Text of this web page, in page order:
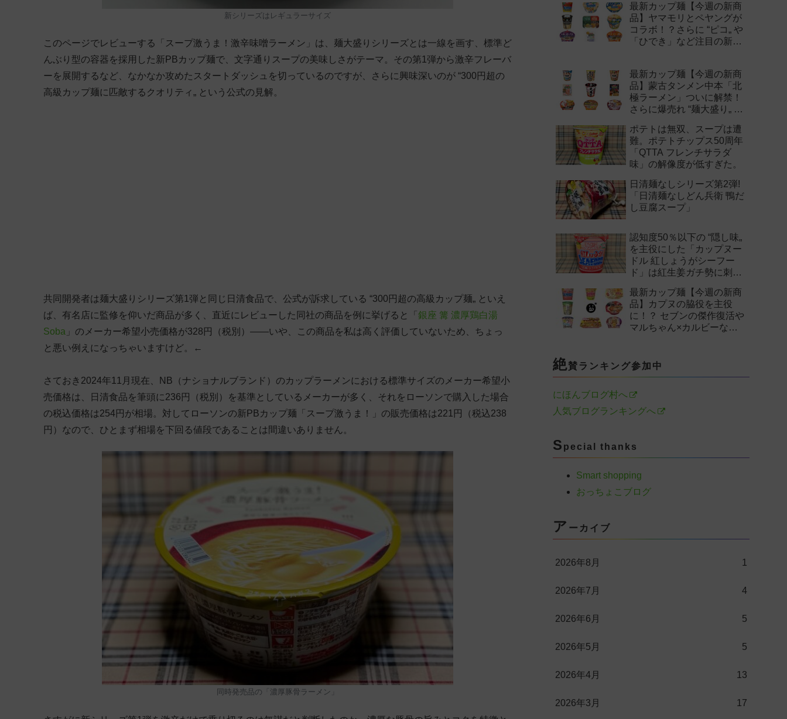
新シリーズはレギュラーサイズ
このページでレビューする「スープ激うま！激辛味噌ラーメン」は、麺大盛りシリーズとは一線を画す、標準ど
んぶり型の容器を採用した新PBカップ麺で、文字通りスープの美味しさがテーマ。その第1弾から激辛フレーバ
ーを展開するなど、なかなか攻めたスタートダッシュを切っているのですが、さらに興味深いのが “300円超の
高級カップ麺に匹敵するクオリティ„ という公式の見解。
共同開発者は麺大盛りシリーズ第1弾と同じ日清食品で、公式が訴求している “300円超の高級カップ麺„ といえ
ば、有名店に監修を仰いだ商品が多く、直近にレビューした同社の商品を例に挙げると「 銀座 篝 濃厚鶏白湯
Soba 」のメーカー希望小売価格が328円（税別）——いや、この商品を私は高く評価していないため、ちょっ
と悪い例えになっちゃいますけど。←
さておき2024年11月現在、NB（ナショナルブランド）のカップラーメンにおける標準サイズのメーカー希望小
売価格は、日清食品を筆頭に236円（税別）を基準としているメーカーが多く、それをローソンで購入した場合
の税込価格は254円が相場。対してローソンの新PBカップ麺「スープ激うま！」の販売価格は221円（税込238
円）なので、ひとまず相場を下回る値段であることは間違いありません。
同時発売品の「濃厚豚骨ラーメン」
作まとめ！
最新カップ麺【今週の新商
品】ヤマモリとペヤングが
コラボ！？さらに “ピコ„ や
「ひでき」など注目の新作
最新カップ麺【今週の新商
品】蒙古タンメン中本「北
極ラーメン」ついに解禁！
さらに爆売れ “麺大盛り„ シ
作まとめ！
ポテトは無双、スープは遭
難。ポテトチップス50周年
「QTTA フレンチサラダ
味」の解像度が低すぎた。
日清麺なしシリーズ第2弾!
「日清麺なしどん兵衛 鴨だ
し豆腐スープ」
認知度50％以下の “隠し味„
を主役にした「カップヌー
ドル 紅しょうがシーフー
ド」は紅生姜ガチ勢に刺さ
最新カップ麺【今週の新商
品】カプヌの脇役を主役
に！？ セブンの傑作復活や
マルちゃん×カルビーなど
絶賛ランキング参加中
にほんブログ村へ
人気ブログランキングへ
S pecial thanks
Smart shopping
おっちょこブログ
ア ーカイブ
2026年8月 1
2026年7月 4
2026年6月 5
2026年5月 5
2026年4月 13
2026年3月 17